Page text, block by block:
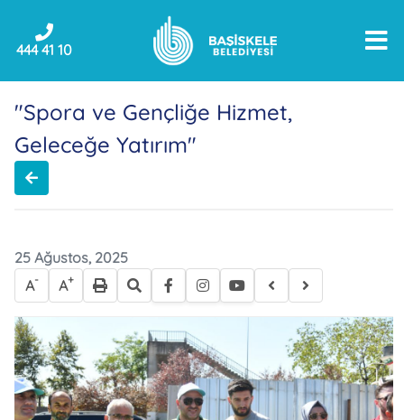
444 41 10
"Spora ve Gençliğe Hizmet,
Geleceğe Yatırım"
25 Ağustos, 2025
A- A+